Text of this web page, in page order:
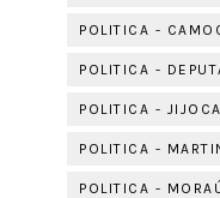
POLITICA -
POLITICA -
POLITICA -
POLITICA -
POLITICA -